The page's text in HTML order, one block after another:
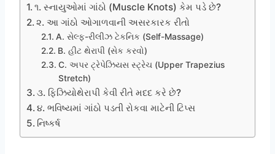
૧. સ્નાયુઓમાં ગાંઠો (Muscle Knots) કેમ પડે છે?
૨. આ ગાંઠો ઓગાળવાની અસરકારક રીતો
A. સેલ્ફ-રીલીઝ ટેકનિક (Self-Massage)
B. હીટ થેરાપી (સેક કરવો)
C. અપર ટ્રેપેઝિયસ સ્ટ્રેચ (Upper Trapezius
Stretch)
૩. ફિઝિયોથેરાપી કેવી રીતે મદદ કરે છે?
૪. ભવિષ્યમાં ગાંઠો પડતી રોકવા માટેની ટિપ્સ
નિષ્કર્ષ